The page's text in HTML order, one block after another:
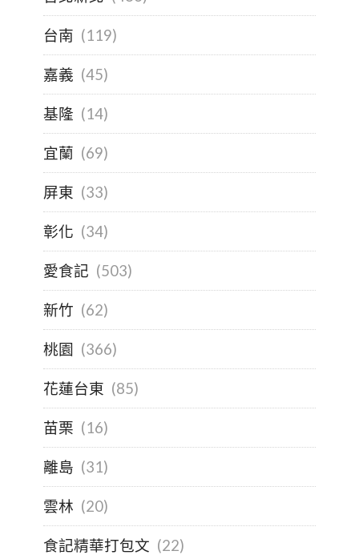
台南 (119)
嘉義 (45)
基隆 (14)
宜蘭 (69)
屏東 (33)
彰化 (34)
愛食記 (503)
新竹 (62)
桃園 (366)
花蓮台東 (85)
苗栗 (16)
離島 (31)
雲林 (20)
食記精華打包文 (22)